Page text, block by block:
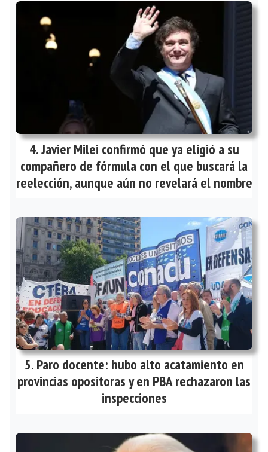
Javier Milei confirmó que ya eligió a su
compañero de fórmula con el que buscará la
reelección, aunque aún no revelará el nombre
Paro docente: hubo alto acatamiento en
provincias opositoras y en PBA rechazaron las
inspecciones